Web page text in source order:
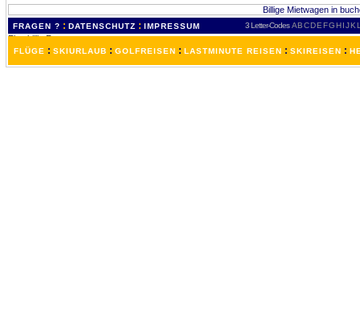
Billige Mietwagen in
FRAGEN ? : DATENSCHUTZ : IMPRESSUM 3 Letter-Codes ABCDEFGH IJKL
FLÜGE : SKIURLAUB : GOLFREISEN : LASTMINUTE REISEN : SKIREISEN :